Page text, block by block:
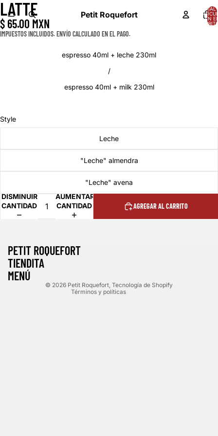
Petit Roquefort
TOTAL
EN
ABRIR
IMAGEN
A
PANTALLA
LATTE
$ 65.00 MXN
IMPUESTOS INCLUIDOS. ENVÍO CALCULADO EN EL PAGO.
espresso 40ml + leche 230ml
/
espresso 40ml + milk 230ml
Style
Leche
"Leche" almendra
"Leche" avena
DISMINUIR
CANTIDAD
AUMENTAR
CANTIDAD
AGREGAR AL CARRITO
PETIT ROQUEFORT
TIENDITA
MENÚ
© 2026 Petit Roquefort Tecnología de Shopify
Términos y políticas
Política de privacidad
Términos del servicio